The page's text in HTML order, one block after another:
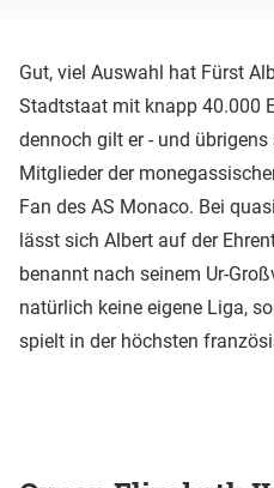
Gut, viel Auswahl hat Fürst
Stadtstaat mit knapp 40.000
dennoch gilt er - und
Mitglieder der
Fan des AS Monaco. Bei
lässt sich Albert auf der
benannt nach seinem Ur-
natürlich keine eigene Liga,
spielt in der höchsten